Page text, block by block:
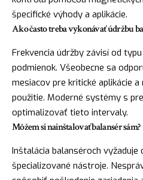
špecifické výhody a aplikácie.
Ako často treba vykonávať údržbu
Frekvencia údržby závisí od
podmienok. Všeobecne sa
mesiacov pre kritické aplikácie
použitie. Moderné systémy s
optimalizovať tieto intervaly.
Môžem si nainštalovať balansér sám?
Inštalácia balanséroch
špecializované nástroje.